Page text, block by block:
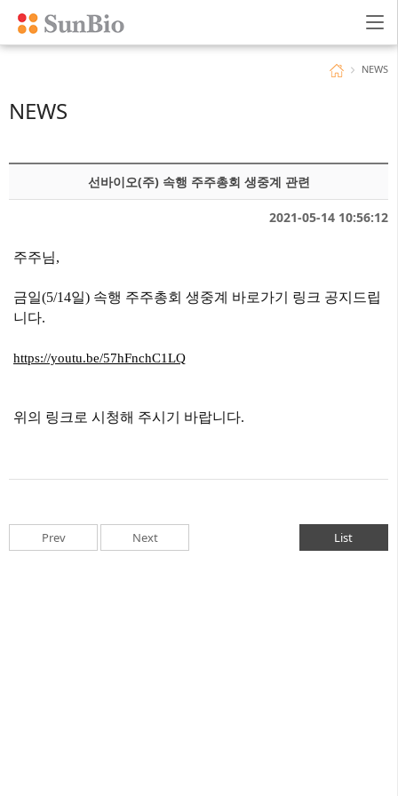
NEWS
NEWS
선바이오(주) 속행 주주총회 생중계 관련
2021-05-14 10:56:12
주주님,
금일(5/14일) 속행 주주총회 생중계 바로가기 링크 공지드립
니다.
https://youtu.be/57hFnchC1LQ
위의 링크로 시청해 주시기 바랍니다.
Prev Next List